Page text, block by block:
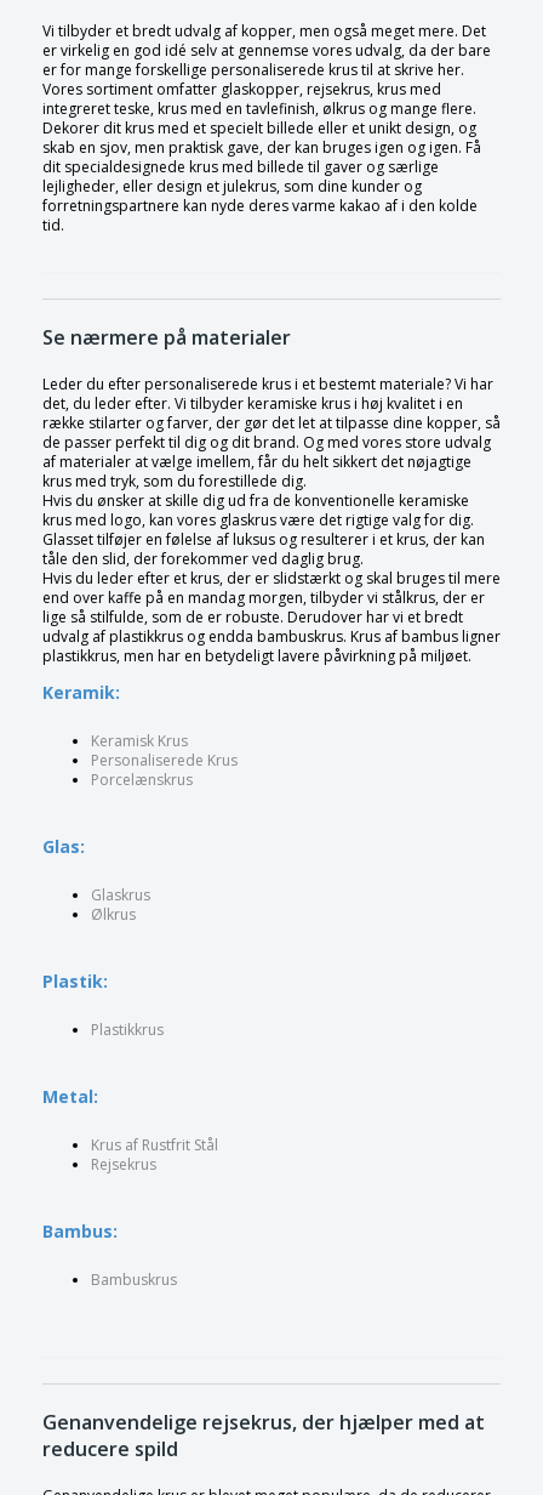
Vi tilbyder et bredt udvalg af kopper, men også meget mere. Det
er virkelig en god idé selv at gennemse vores udvalg, da der bare
er for mange forskellige personaliserede krus til at skrive her.
Vores sortiment omfatter glaskopper, rejsekrus, krus med
integreret teske, krus med en tavlefinish, ølkrus og mange flere.
Dekorer dit krus med et specielt billede eller et unikt design, og
skab en sjov, men praktisk gave, der kan bruges igen og igen. Få
dit specialdesignede krus med billede til gaver og særlige
lejligheder, eller design et julekrus, som dine kunder og
forretningspartnere kan nyde deres varme kakao af i den kolde
tid.
Se nærmere på materialer
Leder du efter personaliserede krus i et bestemt materiale? Vi har
det, du leder efter. Vi tilbyder keramiske krus i høj kvalitet i en
række stilarter og farver, der gør det let at tilpasse dine kopper, så
de passer perfekt til dig og dit brand. Og med vores store udvalg
af materialer at vælge imellem, får du helt sikkert det nøjagtige
krus med tryk, som du forestillede dig.
Hvis du ønsker at skille dig ud fra de konventionelle keramiske
krus med logo, kan vores glaskrus være det rigtige valg for dig.
Glasset tilføjer en følelse af luksus og resulterer i et krus, der kan
tåle den slid, der forekommer ved daglig brug.
Hvis du leder efter et krus, der er slidstærkt og skal bruges til mere
end over kaffe på en mandag morgen, tilbyder vi stålkrus, der er
lige så stilfulde, som de er robuste. Derudover har vi et bredt
udvalg af plastikkrus og endda bambuskrus. Krus af bambus ligner
plastikkrus, men har en betydeligt lavere påvirkning på miljøet.
Keramik:
Keramisk Krus
Personaliserede Krus
Porcelænskrus
Glas:
Glaskrus
Ølkrus
Plastik:
Plastikkrus
Metal:
Krus af Rustfrit Stål
Rejsekrus
Bambus:
Bambuskrus
Genanvendelige rejsekrus, der hjælper med at
reducere spild